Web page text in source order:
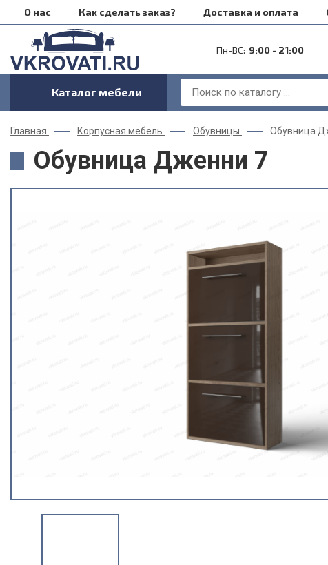
О нас Как сделать заказ? Доставка и оплата
Пн-ВС: 9:00 - 21:00
Каталог мебели
Главная Корпусная мебель Обувницы Обувница
Обувница Дженни 7